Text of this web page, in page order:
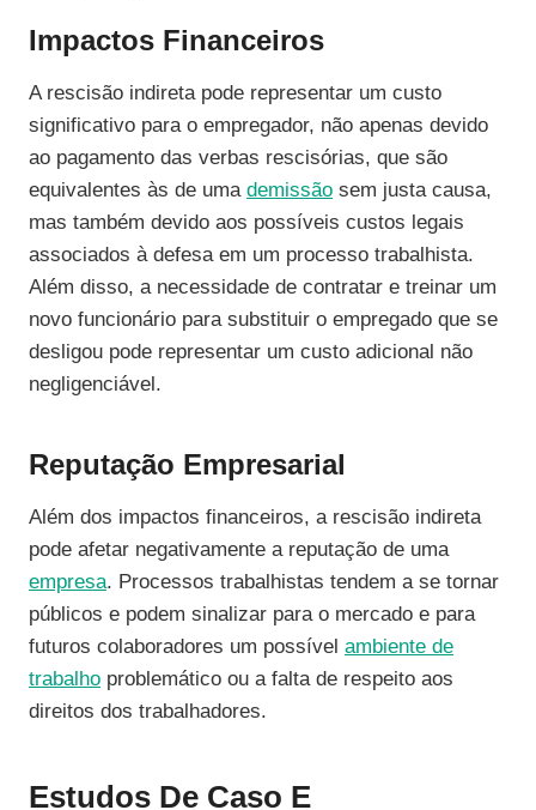
Impactos Financeiros
A rescisão indireta pode representar um custo
significativo para o empregador, não apenas devido
ao pagamento das verbas rescisórias, que são
equivalentes às de uma demissão sem justa causa,
mas também devido aos possíveis custos legais
associados à defesa em um processo trabalhista.
Além disso, a necessidade de contratar e treinar um
novo funcionário para substituir o empregado que se
desligou pode representar um custo adicional não
negligenciável.
Reputação Empresarial
Além dos impactos financeiros, a rescisão indireta
pode afetar negativamente a reputação de uma
empresa. Processos trabalhistas tendem a se tornar
públicos e podem sinalizar para o mercado e para
futuros colaboradores um possível ambiente de
trabalho problemático ou a falta de respeito aos
direitos dos trabalhadores.
Estudos De Caso E